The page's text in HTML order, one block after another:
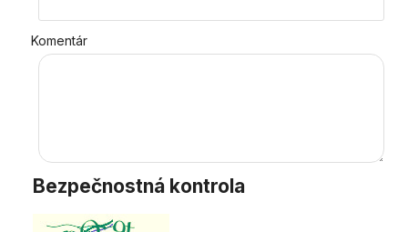
Komentár
Bezpečnostná kontrola